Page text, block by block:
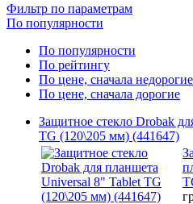
Фильтр по параметрам
По популярности
По популярности
По рейтингу
По цене, сначала недорогие
По цене, сначала дорогие
Защитное стекло Drobak
TG (120\205 мм) (441647)